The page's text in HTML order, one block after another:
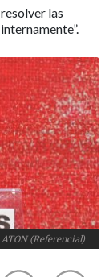
las
ATON (Referencial)